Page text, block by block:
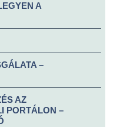
A
–
AZ
PORTÁLON –